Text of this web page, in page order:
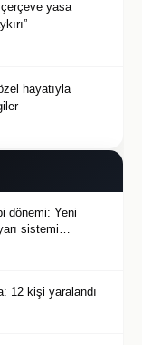
çerçeve yasa
hayatıyla
dönemi: Yeni
sistemi
12 kişi yaralandı